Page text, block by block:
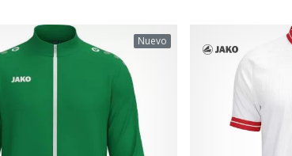
128 140 152 164 Nuevo